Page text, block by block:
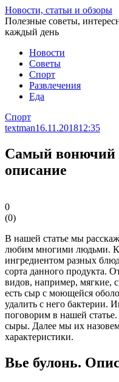
Перейти
к
статье
Новости, статьи и обзоры
Полезные советы,
каждый день
Новости
Советы
Спорт
Развлечения
Еда
Спорт
textman16.11.201812:35
Самый вонючий
описание
0
(0)
В нашей статье мы
любим многими людьми. К
ингредиентом разных
сорта данного продукта.
видов, например, мягкие,
есть сыр с моющейся
удалить с него бактерии.
поговорим в нашей
сыры. Далее мы их
характеристики.
Вье булонь.